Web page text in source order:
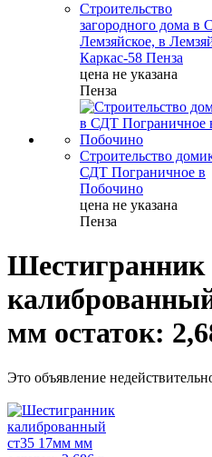
Строительство
загородного дома в
Лемзяйское, в
Каркас-58 Пенза
цена не указана
Пенза
Строительство
СДТ Пограничное в
Побочино
цена не указана
Пенза
Шестигранник
мм остаток:
Это объявление